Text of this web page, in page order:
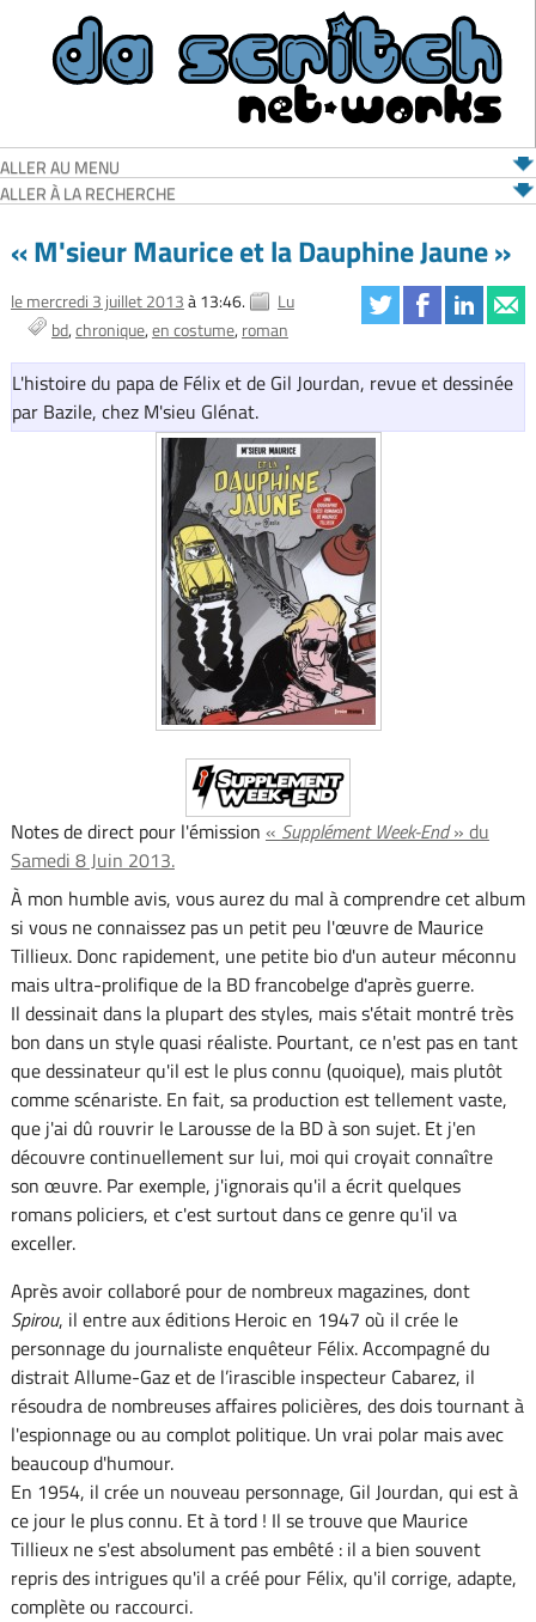
ALLER AU MENU
ALLER À LA RECHERCHE
« M'sieur Maurice et la Dauphine Jaune »
le mercredi 3 juillet 2013à 13:46.
Lu
bd chronique en costume roman
L'histoire du papa de Félix et de Gil Jourdan, revue et dessinée
par Bazile, chez M'sieu Glénat.
Notes de direct pour l'émission « Supplément Week-End» du
Samedi 8 Juin 2013.
À mon humble avis, vous aurez du mal à comprendre cet album
si vous ne connaissez pas un petit peu l'œuvre de Maurice
Tillieux. Donc rapidement, une petite bio d'un auteur méconnu
mais ultra-prolifique de la BD francobelge d'après guerre.
Il dessinait dans la plupart des styles, mais s'était montré très
bon dans un style quasi réaliste. Pourtant, ce n'est pas en tant
que dessinateur qu'il est le plus connu (quoique), mais plutôt
comme scénariste. En fait, sa production est tellement vaste,
que j'ai dû rouvrir le Larousse de la BD à son sujet. Et j'en
découvre continuellement sur lui, moi qui croyait connaître
son œuvre. Par exemple, j'ignorais qu'il a écrit quelques
romans policiers, et c'est surtout dans ce genre qu'il va
exceller.
Après avoir collaboré pour de nombreux magazines, dont
Spirou, il entre aux éditions Heroic en 1947 où il crée le
personnage du journaliste enquêteur Félix. Accompagné du
distrait Allume-Gaz et de l’irascible inspecteur Cabarez, il
résoudra de nombreuses affaires policières, des dois tournant à
l'espionnage ou au complot politique. Un vrai polar mais avec
beaucoup d'humour.
En 1954, il crée un nouveau personnage, Gil Jourdan, qui est à
ce jour le plus connu. Et à tord ! Il se trouve que Maurice
Tillieux ne s'est absolument pas embêté : il a bien souvent
repris des intrigues qu'il a créé pour Félix, qu'il corrige, adapte,
complète ou raccourci.